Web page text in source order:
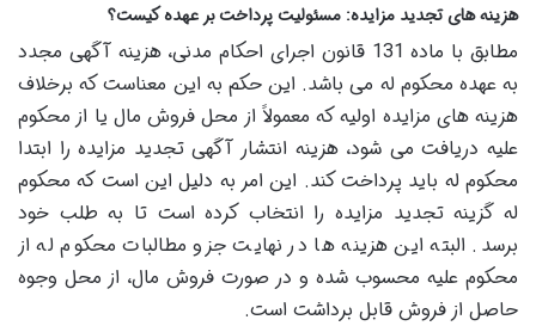
هزینه های تجدید مزایده: مسئولیت پرداخت بر عهده کیست؟
مطابق با ماده 131 قانون اجرای احکام مدنی، هزینه آگهی مجدد
به عهده محکوم له می باشد. این حکم به این معناست که برخلاف
هزینه های مزایده اولیه که معمولاً از محل فروش مال یا از محکوم
علیه دریافت می شود، هزینه انتشار آگهی تجدید مزایده را ابتدا
محکوم له باید پرداخت کند. این امر به دلیل این است که محکوم
له گزینه تجدید مزایده را انتخاب کرده است تا به طلب خود
برسد. البته این هزینه ها در نهایت جزو مطالبات محکوم له از
محکوم علیه محسوب شده و در صورت فروش مال، از محل وجوه
حاصل از فروش قابل برداشت است.